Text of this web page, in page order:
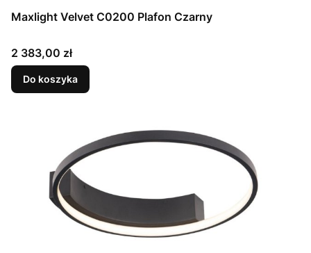
Maxlight Velvet C0200 Plafon Czarny
Cena
2 383,00 zł
Do koszyka